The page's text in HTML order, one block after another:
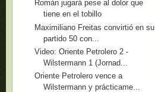
Román jugará pese al dolor que
tiene en el tobillo
Maximiliano Freitas convirtió en su
partido 50 con...
Video: Oriente Petrolero 2 -
Wilstermann 1 (Jornad...
Oriente Petrolero vence a
Wilstermann y prácticame...